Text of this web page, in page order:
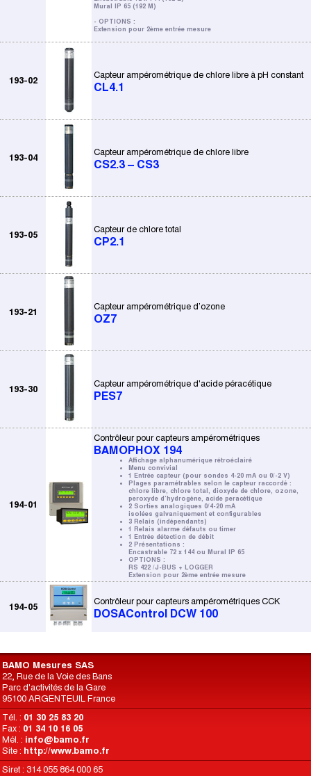
Mural IP 65 (192 M)
- OPTIONS :
Extension pour 2ème entrée mesure
193-02
Capteur ampérométrique de chlore libre à pH constant
CL4.1
193-04
Capteur ampérométrique de chlore libre
CS2.3 – CS3
193-05
Capteur de chlore total
CP2.1
193-21
Capteur ampérométrique d’ozone
OZ7
193-30
Capteur ampérométrique d'acide péracétique
PES7
194-01
Contrôleur pour capteurs ampérométriques
BAMOPHOX 194
Affichage alphanumérique rétroéclairé
Menu convivial
1 Entrée capteur (pour sondes 4-20 mA ou 0/-2 V)
Plages paramétrables selon le capteur raccordé :
chlore libre, chlore total, dioxyde de chlore, ozone,
peroxyde d’hydrogène, acide peracétique
2 Sorties analogiques 0/4-20 mA
isolées galvaniquement et configurables
3 Relais (indépendants)
1 Relais alarme défauts ou timer
1 Entrée détection de débit
2 Présentations :
Encastrable 72 x 144 ou Mural IP 65
OPTIONS :
RS 422 /J-BUS + LOGGER
Extension pour 2ème entrée mesure
194-05
Contrôleur pour capteurs ampérométriques CCK
DOSAControl DCW 100
BAMO Mesures SAS
22, Rue de la Voie des Bans
Parc d'activités de la Gare
95100 ARGENTEUIL France
Tél. : 01 30 25 83 20
Fax : 01 34 10 16 05
Mél. : info@bamo.fr
Site : http://www.bamo.fr
Siret : 314 055 864 000 65